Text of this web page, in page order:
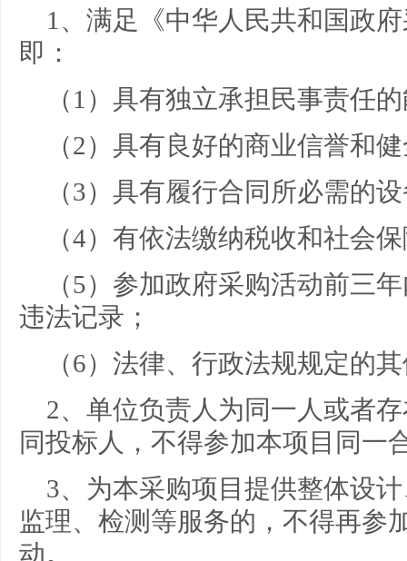
1、满足《中华人民共和国政
即：
（1）具有独立承担民事责任
（2）具有良好的商业信誉和
（3）具有履行合同所必需的
（4）有依法缴纳税收和社会
（5）参加政府采购活动前三
违法记录；
（6）法律、行政法规规定的
2、单位负责人为同一人或者
同投标人，不得参加本项目同一
3、为本采购项目提供整体设
监理、检测等服务的，不得再参
动。